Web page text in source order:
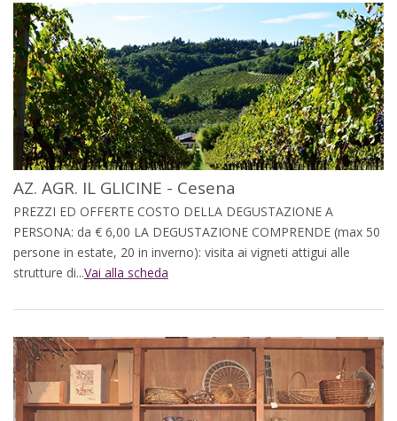
AZ. AGR. IL GLICINE - Cesena
PREZZI ED OFFERTE COSTO DELLA DEGUSTAZIONE A
PERSONA: da € 6,00 LA DEGUSTAZIONE COMPRENDE (max 50
persone in estate, 20 in inverno): visita ai vigneti attigui alle
strutture di...Vai alla scheda